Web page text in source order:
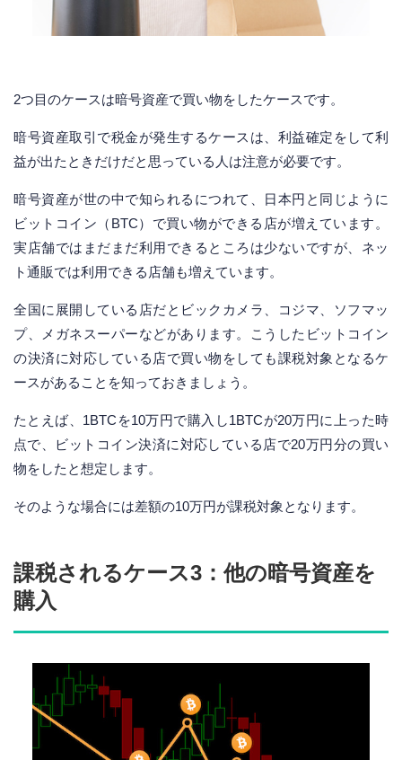
2つ目のケースは暗号資産で買い物をしたケースです。
暗号資産取引で税金が発生するケースは、利益確定をして利
益が出たときだけだと思っている人は注意が必要です。
暗号資産が世の中で知られるにつれて、日本円と同じように
ビットコイン（BTC）で買い物ができる店が増えています。
実店舗ではまだまだ利用できるところは少ないですが、ネッ
ト通販では利用できる店舗も増えています。
全国に展開している店だとビックカメラ、コジマ、ソフマッ
プ、メガネスーパーなどがあります。こうしたビットコイン
の決済に対応している店で買い物をしても課税対象となるケ
ースがあることを知っておきましょう。
たとえば、1BTCを10万円で購入し1BTCが20万円に上った時
点で、ビットコイン決済に対応している店で20万円分の買い
物をしたと想定します。
そのような場合には差額の10万円が課税対象となります。
課税されるケース3：他の暗号資産を
購入